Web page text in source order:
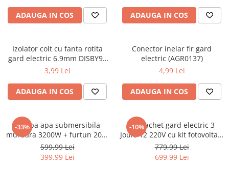
Compresoare
Fierastraie
Invertor / convertor curent
Macara electrica
Motoare electrice
Nivela Laser
Pistoale termice
Polizoare
Polizor mini
ADAUGA IN COS ADAUGA IN COS
Izolator colt cu fanta rotita
gard electric 6.9mm DISBY90
(BK87644)
3,99 Lei
ADAUGA IN COS
Conector inelar fir gard
electric (AGR0137)
4,99 Lei
ADAUGA IN COS
-33%
Pompa apa submersibila
murdara 3200W + furtun 20m
pompieri (CP-5501+20M)
599,99 Lei
399,99 Lei
-10%
Kit pachet gard electric 3
Joule 12 220V cu kit fotovoltaic
panou solar baterie 7ah
1000m (BK87634-1000-03-7ah)
779,99 Lei
699,99 Lei